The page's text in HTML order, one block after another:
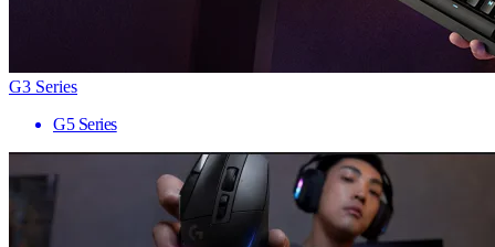
G3 Series
G5 Series